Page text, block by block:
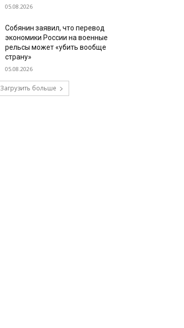
05.08.2026
Собянин заявил, что перевод
экономики России на военные
рельсы может «убить вообще
страну»
05.08.2026
Загрузить больше